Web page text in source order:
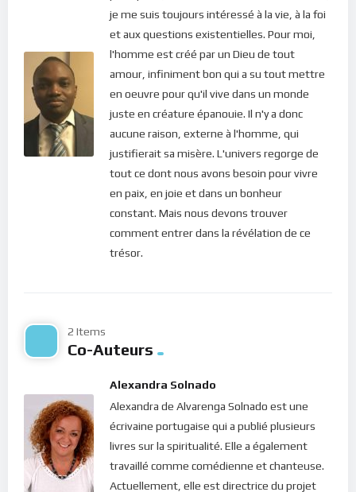
sécurité pour des préoccupations futiles mondaines.
Le Seigneur a parlé. Et ses paroles sont esprit et elles sont vie
(Jean 6, 63). Dieu n’est pas fâché contre la ville de Jérusalem.
Cette dernière ne sera pas détruite par désobéissance… Mais
par imprudence : “elle n’a pas connu le temps où elle a été
visitée”. Elle n’a pas été assez vigilente pour se rendre
compte de la venue de la lumière ! Voilà comment les
hommes, dans leur grande majorité, se comportent encore
aujourd’hui. Confondus au monde et moulés dans les choses
du monde, il ne croient pas bon devoir ouvrir leur coeur pour
accueillir le message du salut. Ils ferment leur esprit. Ils
rejettent la lumière à cause de leur vie de misère…
déclare : “
teigne et la rouille détruisent, et où les voleurs percent et
teigne et la rouille ne détruisent point, et où les voleurs ne
percent ni ne dérobent” (Matthieu 6, 19-20). Car rien ne se
passe, dans la matière, qui ait véritablement de l’allure pour
l’esprit humain. C’est ainsi que Dieu parle toujours à notre
coeur. Il communique avec l’humain à travers ce langage
spirituel énergétique : les ressentis. Pour communiquer avec
je me suis toujours intéressé à la vie, à la foi
et aux questions existentielles. Pour moi,
l'homme est créé par un Dieu de tout
amour, infiniment bon qui a su tout mettre
en oeuvre pour qu'il vive dans un monde
juste en créature épanouie. Il n'y a donc
aucune raison, externe à l'homme, qui
justifierait sa misère. L'univers regorge de
tout ce dont nous avons besoin pour vivre
en paix, en joie et dans un bonheur
constant. Mais nous devons trouver
comment entrer dans la révélation de ce
trésor.
2 Items
Co-Auteurs
Alexandra Solnado
Alexandra de Alvarenga Solnado est une
écrivaine portugaise qui a publié plusieurs
livres sur la spiritualité. Elle a également
travaillé comme comédienne et chanteuse.
Actuellement, elle est directrice du projet